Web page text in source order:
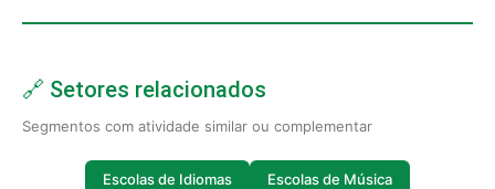
🔗 Setores relacionados
Segmentos com atividade similar ou complementar
Escolas de Idiomas Escolas de Música